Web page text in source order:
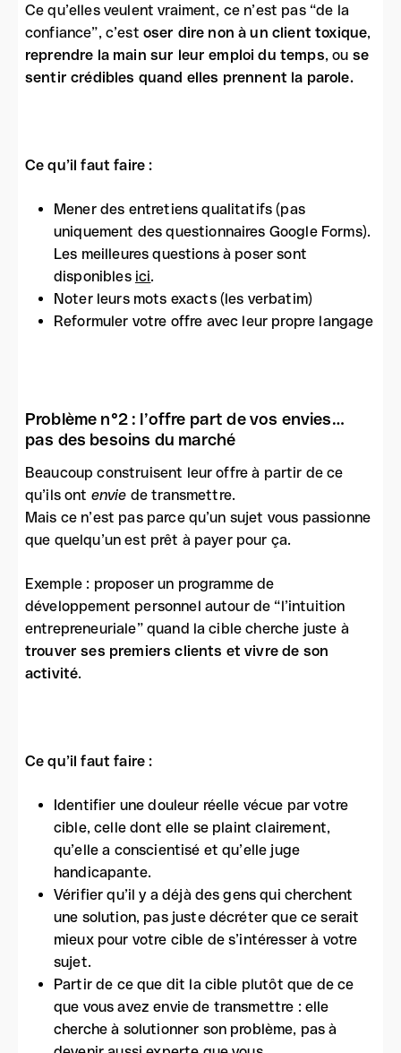
Ce qu’elles veulent vraiment, ce n’est pas “de la
confiance”, c’est oser dire non à un client toxique,
reprendre la main sur leur emploi du temps, ou se
sentir crédibles quand elles prennent la parole.
Ce qu’il faut faire :
Mener des entretiens qualitatifs (pas
uniquement des questionnaires Google Forms).
Les meilleures questions à poser sont
disponibles ici.
Noter leurs mots exacts (les verbatim)
Reformuler votre offre avec leur propre langage
Problème n°2 : l’offre part de vos envies…
pas des besoins du marché
Beaucoup construisent leur offre à partir de ce
qu’ils ont envie de transmettre.
Mais ce n’est pas parce qu’un sujet vous passionne
que quelqu’un est prêt à payer pour ça.
Exemple : proposer un programme de
développement personnel autour de “l’intuition
entrepreneuriale” quand la cible cherche juste à
trouver ses premiers clients et vivre de son
activité.
Ce qu’il faut faire :
Identifier une douleur réelle vécue par votre
cible, celle dont elle se plaint clairement,
qu’elle a conscientisé et qu’elle juge
handicapante.
Vérifier qu’il y a déjà des gens qui cherchent
une solution, pas juste décréter que ce serait
mieux pour votre cible de s’intéresser à votre
sujet.
Partir de ce que dit la cible plutôt que de ce
que vous avez envie de transmettre : elle
cherche à solutionner son problème, pas à